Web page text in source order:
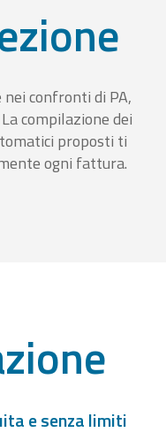
confronti di PA,
compilazione dei
proposti ti
ogni fattura.
e senza limiti